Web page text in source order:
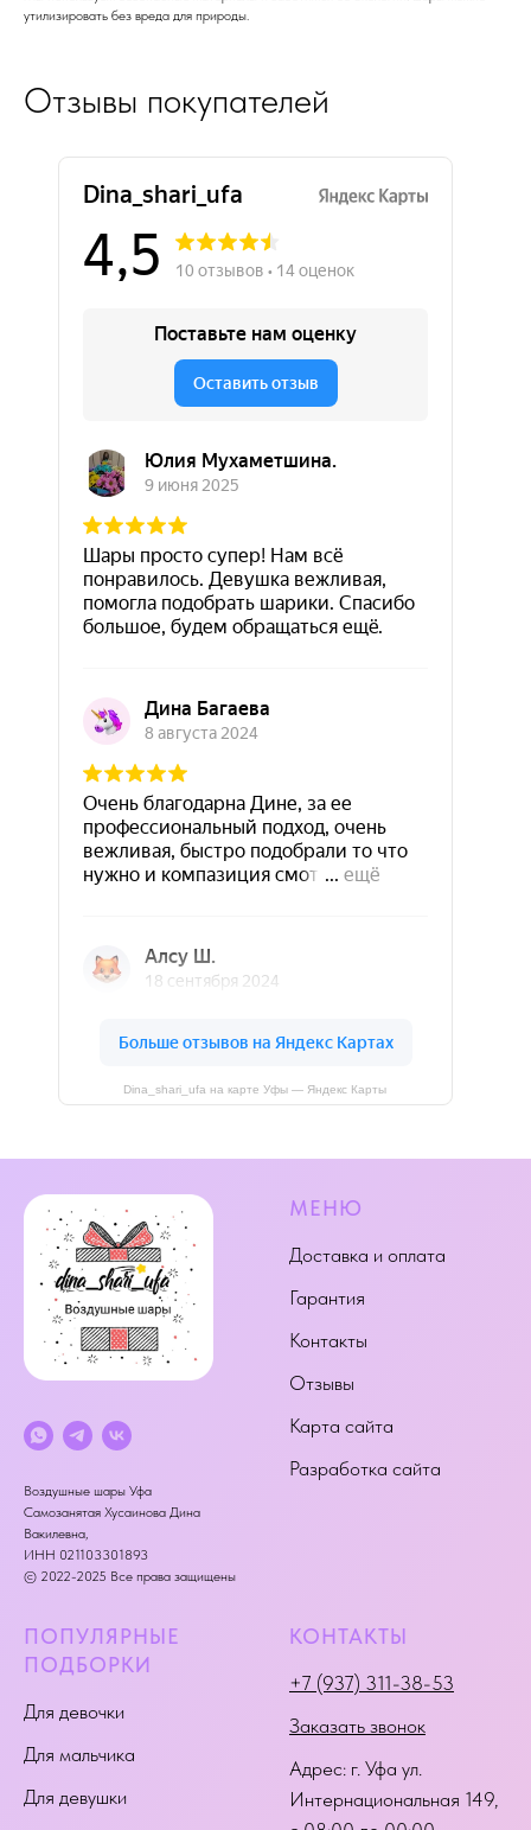
утилизировать без вреда для природы.
Отзывы покупателей
Dina_shari_ufa на карте Уфы — Яндекс Карты
Воздушные шары Уфа
Самозанятая Хусаинова Дина
Вакилевна,
ИНН 021103301893
© 2022-2025 Все права защищены
МЕНЮ
Доставка и оплата
Гарантия
Контакты
Отзывы
Карта сайта
Разработка сайта
ПОПУЛЯРНЫЕ
ПОДБОРКИ
Для девочки
Для мальчика
Для девушки
КОНТАКТЫ
+7 (937) 311-38-53
Заказать звонок
Адрес: г. Уфа ул.
Интернациональная 149,